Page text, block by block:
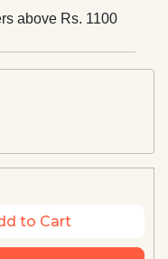
above Rs. 1100
to Cart